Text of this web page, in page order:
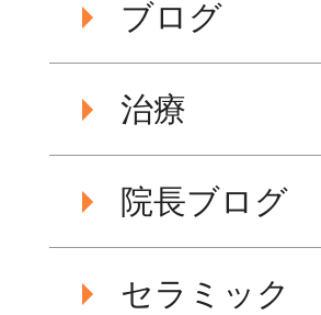
ブログ
治療
院長ブログ
セラミック